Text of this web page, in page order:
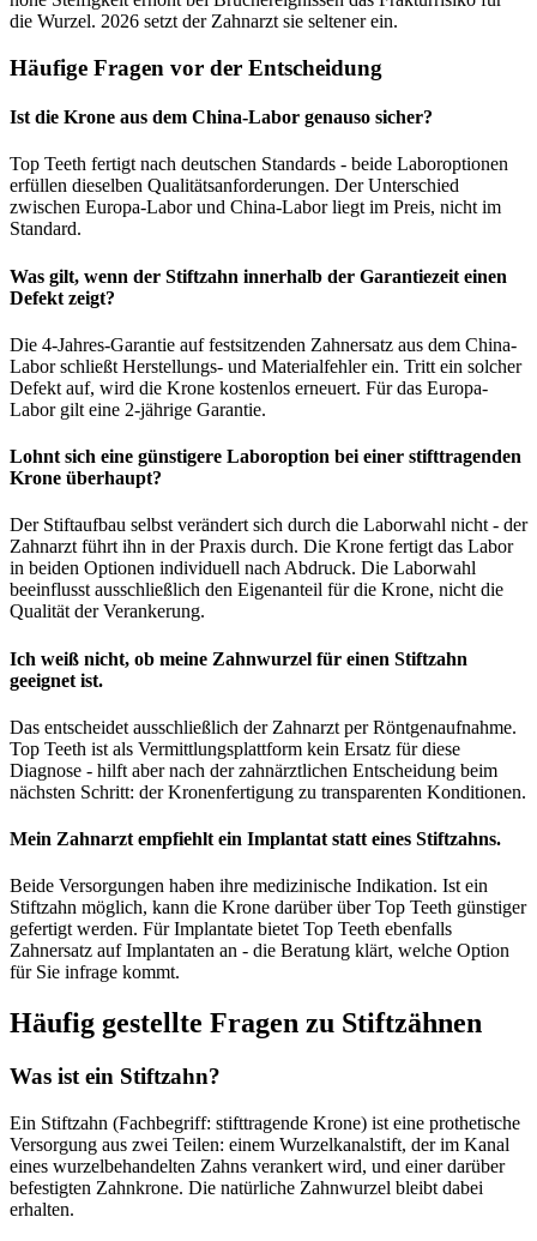
die Wurzel. 2026 setzt der Zahnarzt sie seltener ein.
Häufige Fragen vor der Entscheidung
Ist die Krone aus dem China-Labor genauso sicher?
Top Teeth fertigt nach deutschen Standards - beide Laboroptionen
erfüllen dieselben Qualitätsanforderungen. Der Unterschied
zwischen Europa-Labor und China-Labor liegt im Preis, nicht im
Standard.
Was gilt, wenn der Stiftzahn innerhalb der Garantiezeit einen
Defekt zeigt?
Die 4-Jahres-Garantie auf festsitzenden Zahnersatz aus dem China-
Labor schließt Herstellungs- und Materialfehler ein. Tritt ein solcher
Defekt auf, wird die Krone kostenlos erneuert. Für das Europa-
Labor gilt eine 2-jährige Garantie.
Lohnt sich eine günstigere Laboroption bei einer stifttragenden
Krone überhaupt?
Der Stiftaufbau selbst verändert sich durch die Laborwahl nicht - der
Zahnarzt führt ihn in der Praxis durch. Die Krone fertigt das Labor
in beiden Optionen individuell nach Abdruck. Die Laborwahl
beeinflusst ausschließlich den Eigenanteil für die Krone, nicht die
Qualität der Verankerung.
Ich weiß nicht, ob meine Zahnwurzel für einen Stiftzahn
geeignet ist.
Das entscheidet ausschließlich der Zahnarzt per Röntgenaufnahme.
Top Teeth ist als Vermittlungsplattform kein Ersatz für diese
Diagnose - hilft aber nach der zahnärztlichen Entscheidung beim
nächsten Schritt: der Kronenfertigung zu transparenten Konditionen.
Mein Zahnarzt empfiehlt ein Implantat statt eines Stiftzahns.
Beide Versorgungen haben ihre medizinische Indikation. Ist ein
Stiftzahn möglich, kann die Krone darüber über Top Teeth günstiger
gefertigt werden. Für Implantate bietet Top Teeth ebenfalls
Zahnersatz auf Implantaten an - die Beratung klärt, welche Option
für Sie infrage kommt.
Häufig gestellte Fragen zu Stiftzähnen
Was ist ein Stiftzahn?
Ein Stiftzahn (Fachbegriff: stifttragende Krone) ist eine prothetische
Versorgung aus zwei Teilen: einem Wurzelkanalstift, der im Kanal
eines wurzelbehandelten Zahns verankert wird, und einer darüber
befestigten Zahnkrone. Die natürliche Zahnwurzel bleibt dabei
erhalten.